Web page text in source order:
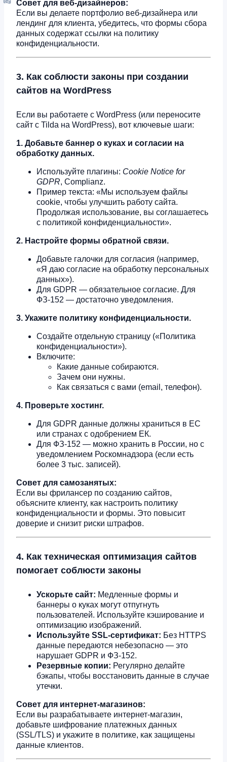
Совет для веб-дизайнеров:
Если вы делаете портфолио веб-дизайнера или
лендинг для клиента, убедитесь, что формы сбора
данных содержат ссылки на политику
конфиденциальности.
3. Как соблюсти законы при создании
сайтов на WordPress
Если вы работаете с WordPress (или переносите
сайт с Tilda на WordPress), вот ключевые шаги:
1. Добавьте баннер о куках и согласии на
обработку данных.
Используйте плагины: Cookie Notice for
GDPR, Complianz.
Пример текста: «Мы используем файлы
cookie, чтобы улучшить работу сайта.
Продолжая использование, вы соглашаетесь
с политикой конфиденциальности».
2. Настройте формы обратной связи.
Добавьте галочки для согласия (например,
«Я даю согласие на обработку персональных
данных»).
Для GDPR — обязательное согласие. Для
ФЗ-152 — достаточно уведомления.
3. Укажите политику конфиденциальности.
Создайте отдельную страницу («Политика
конфиденциальности»).
Включите:
Какие данные собираются.
Зачем они нужны.
Как связаться с вами (email, телефон).
4. Проверьте хостинг.
Для GDPR данные должны храниться в ЕС
или странах с одобрением ЕК.
Для ФЗ-152 — можно хранить в России, но с
уведомлением Роскомнадзора (если есть
более 3 тыс. записей).
Совет для самозанятых:
Если вы фрилансер по созданию сайтов,
объясните клиенту, как настроить политику
конфиденциальности и формы. Это повысит
доверие и снизит риски штрафов.
4. Как техническая оптимизация сайтов
помогает соблюсти законы
Ускорьте сайт: Медленные формы и
баннеры о куках могут отпугнуть
пользователей. Используйте кэширование и
оптимизацию изображений.
Используйте SSL-сертификат: Без HTTPS
данные передаются небезопасно — это
нарушает GDPR и ФЗ-152.
Резервные копии: Регулярно делайте
бэкапы, чтобы восстановить данные в случае
утечки.
Совет для интернет-магазинов:
Если вы разрабатываете интернет-магазин,
добавьте шифрование платежных данных
(SSL/TLS) и укажите в политике, как защищены
данные клиентов.